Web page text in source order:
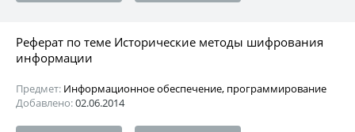
Реферат по теме Исторические методы шифрования
информации
Предмет: Информационное обеспечение, программирование
Добавлено:02.06.2014